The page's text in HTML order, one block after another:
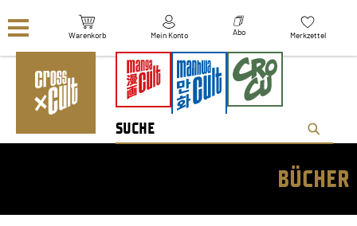
Warenkorb Mein Konto Abo Merkzettel
BÜCHER